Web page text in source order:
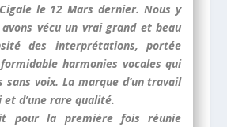
le 12 Mars dernier. Nous y
vécu un vrai grand et beau
des interprétations, portée
harmonies vocales qui
sans voix. La marque d’un travail
d’une rare qualité.
pour la première fois réunie